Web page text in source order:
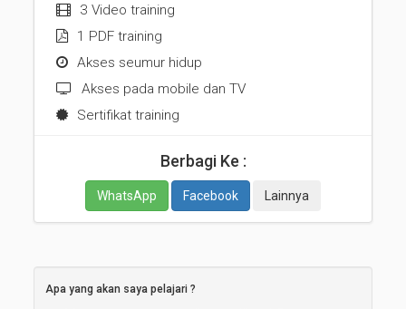
3 Video training
1 PDF training
Akses seumur hidup
Akses pada mobile dan TV
Sertifikat training
Berbagi Ke :
WhatsApp Facebook Lainnya
Apa yang akan saya pelajari ?